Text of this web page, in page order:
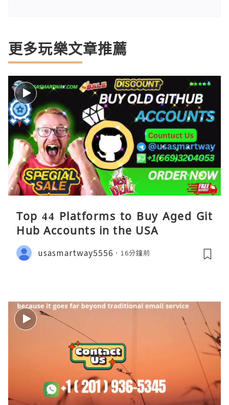
更多玩樂文章推薦
Top 44 Platforms to Buy Aged Git
Hub Accounts in the USA
usasmartway5556 16分鐘前